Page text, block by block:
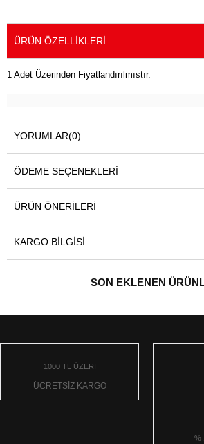
ÜRÜN ÖZELLIKLERI
1 Adet Üzerinden Fiyatlandırılmıstır.
YORUMLAR(0)
ÖDEME SEÇENEKLERI
ÜRÜN ÖNERILERI
KARGO BILGISI
SON EKLENEN
1000 TL ÜZERİ
ÜCRETSİZ KARGO
%